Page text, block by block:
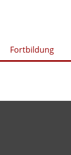
Fortbildung